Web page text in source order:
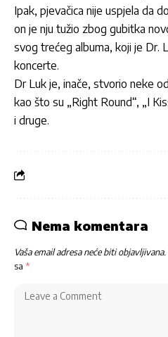
Ipak, pjevačica nije uspjela da
on je nju tužio zbog gubitka
svog trećeg albuma, koji je Dr.
koncerte.
Dr Luk je, inače, stvorio neke
kao što su „Right Round“, „I
i druge.
Nema komentara
Vaša email adresa neće biti objavljivana.
sa *